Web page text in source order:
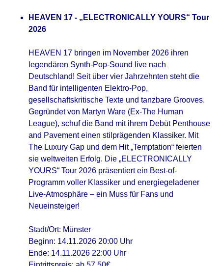
HEAVEN 17 - „ELECTRONICALLY YOURS“ Tour
2026
HEAVEN 17 bringen im November 2026 ihren
legendären Synth-Pop-Sound live nach
Deutschland! Seit über vier Jahrzehnten steht die
Band für intelligenten Elektro-Pop,
gesellschaftskritische Texte und tanzbare Grooves.
Gegründet von Martyn Ware (Ex-The Human
League), schuf die Band mit ihrem Debüt Penthouse
and Pavement einen stilprägenden Klassiker. Mit
The Luxury Gap und dem Hit „Temptation“ feierten
sie weltweiten Erfolg. Die „ELECTRONICALLY
YOURS“ Tour 2026 präsentiert ein Best-of-
Programm voller Klassiker und energiegeladener
Live-Atmosphäre – ein Muss für Fans und
Neueinsteiger!
Stadt/Ort: Münster
Beginn: 14.11.2026 20:00 Uhr
Ende: 14.11.2026 22:00 Uhr